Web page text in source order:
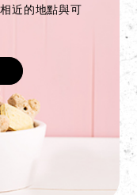
近的地點與可